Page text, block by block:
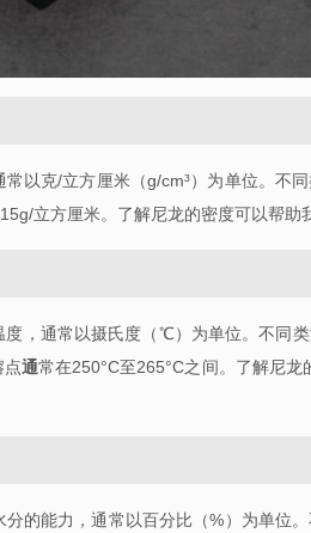
常以克/立方厘米（g/cm³）为单位。不
立方厘米。了解尼龙的密度可以帮助
，通常以摄氏度（℃）为单位。不同
点通常在250°C至265°C之间。了解尼龙
的能力，通常以百分比（%）为单位